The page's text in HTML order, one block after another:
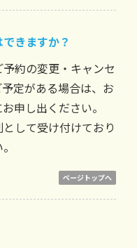
きますか？
約の変更・キャンセ
定がある場合は、お
申し出ください。
して受け付けており
ページトップへ